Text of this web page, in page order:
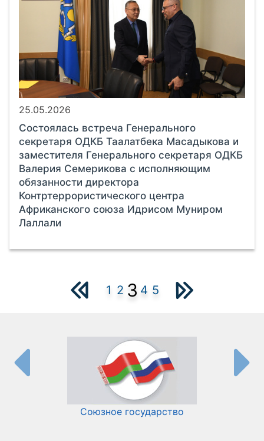
25.05.2026
Состоялась встреча Генерального
секретаря ОДКБ Таалатбека Масадыкова и
заместителя Генерального секретаря ОДКБ
Валерия Семерикова с исполняющим
обязанности директора
Контртеррористического центра
Африканского союза Идрисом Муниром
Лаллали
1 2 3 4 5
Союзное государство